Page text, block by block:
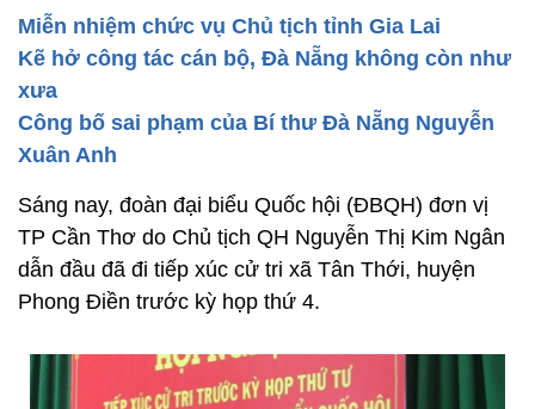
Miễn nhiệm chức vụ Chủ tịch tỉnh Gia Lai
Kẽ hở công tác cán bộ, Đà Nẵng không còn như
xưa
Công bố sai phạm của Bí thư Đà Nẵng Nguyễn
Xuân Anh
Sáng nay, đoàn đại biểu Quốc hội (ĐBQH) đơn vị
TP Cần Thơ do Chủ tịch QH Nguyễn Thị Kim Ngân
dẫn đầu đã đi tiếp xúc cử tri xã Tân Thới, huyện
Phong Điền trước kỳ họp thứ 4.